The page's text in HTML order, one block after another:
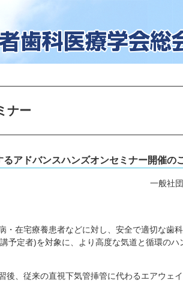
ナー
るアドバンスハンズオンセミナー開催の
一般社
・在宅療養患者などに対し、安全で適切な歯
予定者)を対象に、より高度な気道と循環のハ
後、従来の直視下気管挿管に代わるエアウェ